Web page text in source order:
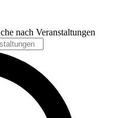
nach Veranstaltungen